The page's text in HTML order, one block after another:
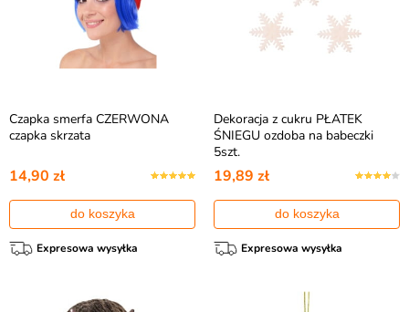
Czapka smerfa CZERWONA
czapka skrzata
14,90 zł
do koszyka
Expresowa wysyłka
Dekoracja z cukru PŁATEK
ŚNIEGU ozdoba na babeczki
5szt.
19,89 zł
do koszyka
Expresowa wysyłka